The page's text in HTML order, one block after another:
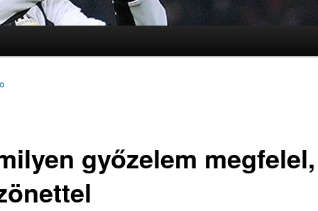
győzelem megfelel,